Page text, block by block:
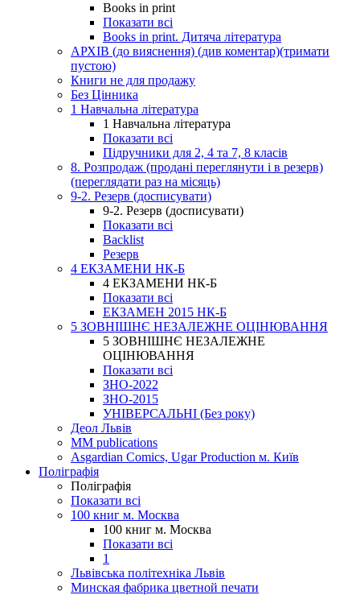
Books in print
Показати всі
Books in print. Дитяча література
АРХІВ (до вияснення) (див коментар)(тримати
пустою)
Книги не для продажу
Без Цінника
1 Навчальна література
1 Навчальна література
Показати всі
Підручники для 2, 4 та 7, 8 класів
8. Розпродаж (продані переглянути і в резерв)
(переглядати раз на місяць)
9-2. Резерв (досписувати)
9-2. Резерв (досписувати)
Показати всі
Backlist
Резерв
4 ЕКЗАМЕНИ НК-Б
4 ЕКЗАМЕНИ НК-Б
Показати всі
ЕКЗАМЕН 2015 НК-Б
5 ЗОВНІШНЄ НЕЗАЛЕЖНЕ ОЦІНЮВАННЯ
5 ЗОВНІШНЄ НЕЗАЛЕЖНЕ
ОЦІНЮВАННЯ
Показати всі
ЗНО-2022
ЗНО-2015
УНІВЕРСАЛЬНІ (Без року)
Деол Львів
MM publications
Asgardian Comics, Ugar Production м. Київ
Поліграфія
Поліграфія
Показати всі
100 книг м. Москва
100 книг м. Москва
Показати всі
1
Львівська політехніка Львів
Минская фабрика цветной печати